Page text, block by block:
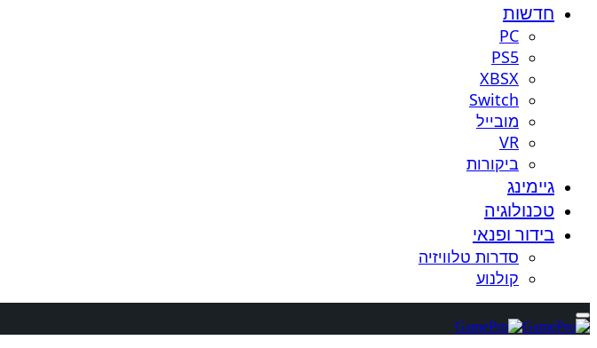
חדשות
PC
PS5
XBSX
Switch
מובייל
VR
ביקורות
גיימינג
טכנולוגיה
בידור ופנאי
סדרות טלוויזיה
קולנוע